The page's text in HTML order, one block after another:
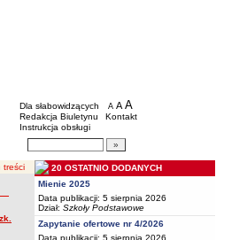
BIP - Oświata Częstochowa
Menu dodatkowe
Dla słabowidzących A pomniejsz czcionkę
A standardowy rozmiar czcionki
A
Redakcja Biuletynu
Kontakt
Instrukcja obsługi
Wyszukiwarka artykułów
treści
20 OSTATNIO DODANYCH
Mienie 2025
Data publikacji: 5 sierpnia 2026
Dział: Szkoły Podstawowe
Zapytanie ofertowe nr 4/2026
Data publikacji: 5 sierpnia 2026